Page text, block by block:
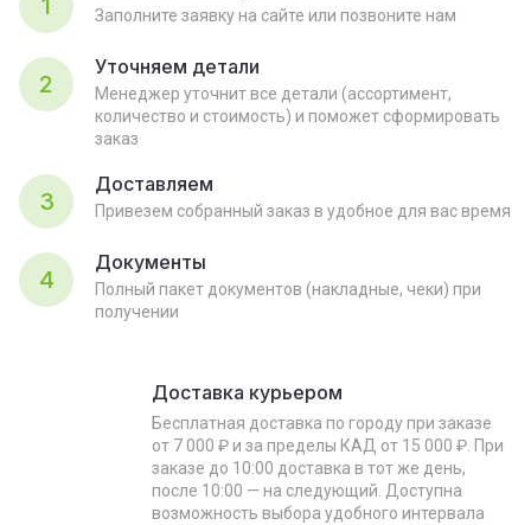
1 Заполните заявку на сайте или позвоните нам
2
Уточняем детали
Менеджер уточнит все детали (ассортимент,
количество и стоимость) и поможет сформировать
заказ
3
Доставляем
Привезем собранный заказ в удобное для вас время
4
Документы
Полный пакет документов (накладные, чеки) при
получении
Доставка курьером
Бесплатная доставка по городу при заказе
от 7 000 ₽ и за пределы КАД от 15 000 ₽. При
заказе до 10:00 доставка в тот же день,
после 10:00 — на следующий. Доступна
возможность выбора удобного интервала